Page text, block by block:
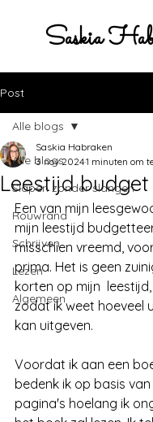
Saskia
Post
Alle blogs
Slapen zonder slangen
Rouwrand
Schrijven
Lezen
Algemeen
Alle blogs
Leestijd budget
Saskia Habraken
3 nov 20241 minuten om
Een van mijn
mijn leestijd
misschien vreemd,
prima. Het is geen
korten op mijn
zodat ik weet hoeveel
kan uitgeven.
Voordat ik aan een
bedenk ik op basis
pagina's hoelang ik